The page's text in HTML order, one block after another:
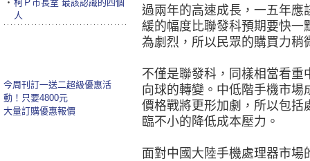
過兩年的高速成長，一五年應
緩的幅度比聯發科預期要快一
為劇烈，所以民眾的購買力稍
不僅是聯發科，同樣相當看
向球的轉變。中低階手機市
價格戰將更形加劇，所以包括
臨不小的降低成本壓力。
面對中國大陸手機處理器市
‧ 柯Ｐ市長室 最該認識的四個
人
今周刊訂一送二超級優惠活
動！只要4800元
大量訂購優惠報價